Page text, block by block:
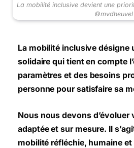
La mobilité inclusive devient une
©mvdheuvel
La mobilité inclusive désigne
solidaire qui tient en compte
paramètres et des besoins
personne pour satisfaire sa
Nous nous devons d’évoluer
adaptée et sur mesure. Il
mobilité réfléchie, humaine